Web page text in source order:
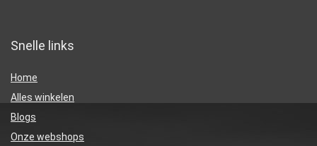
Snelle links
Home
Alles winkelen
Blogs
Onze webshops